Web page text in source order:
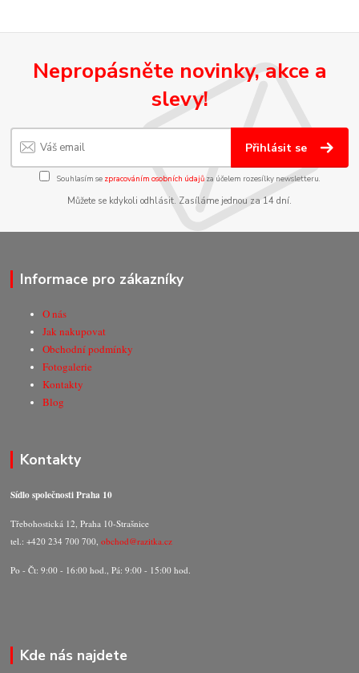
Nepropásněte novinky, akce a
slevy!
Přihlásit se
Souhlasím se zpracováním osobních údajůza účelem rozesílky newsletteru.
Můžete se kdykoli odhlásit. Zasíláme jednou za 14 dní.
Informace pro zákazníky
O nás
Jak nakupovat
Obchodní podmínky
Fotogalerie
Kontakty
Blog
Kontakty
Sídlo společnosti Praha 10
Třebohostická 12, Praha 10-Strašnice
tel.: +420 234 700 700,obchod@razitka.cz
Po - Čt: 9:00 - 16:00 hod., Pá: 9:00 - 15:00 hod.
Kde nás najdete